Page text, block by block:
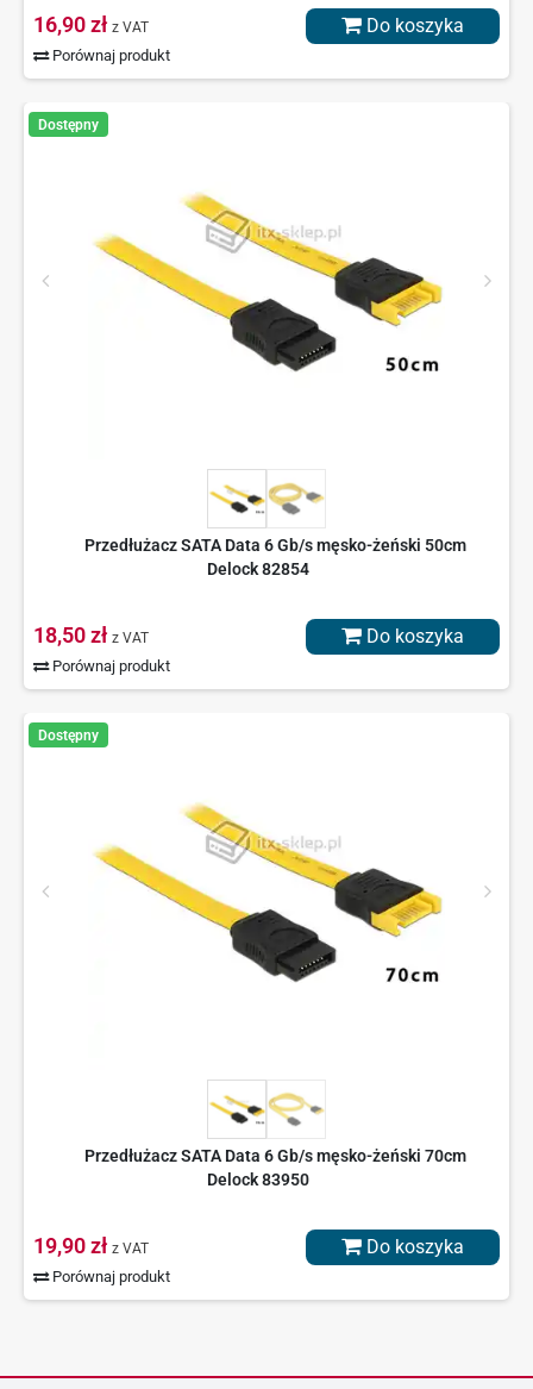
16,90 zł z VAT
Porównaj produkt
Do koszyka
Dostępny
Przedłużacz SATA Data 6 Gb/s męsko-żeński 50cm
Delock 82854
18,50 zł z VAT
Porównaj produkt
Do koszyka
Dostępny
Przedłużacz SATA Data 6 Gb/s męsko-żeński 70cm
Delock 83950
19,90 zł z VAT
Porównaj produkt
Do koszyka